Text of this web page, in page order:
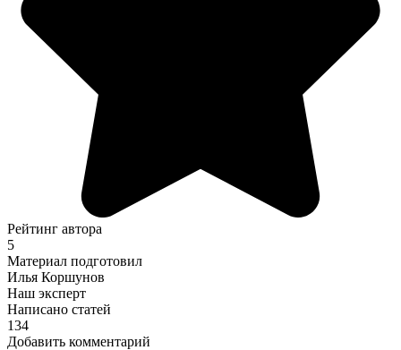
Рейтинг автора
5
Материал подготовил
Илья Коршунов
Наш эксперт
Написано статей
134
Добавить комментарий